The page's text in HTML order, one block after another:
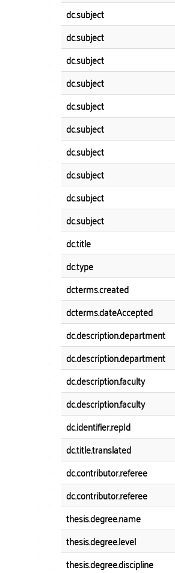
dc.subject
dc.subject
dc.subject
dc.subject
dc.subject
dc.subject
dc.subject
dc.subject
dc.subject
dc.subject
dc.title
dc.type
dcterms.created
dcterms.dateAccepted
dc.description.department
dc.description.department
dc.description.faculty
dc.description.faculty
dc.identifier.repId
dc.title.translated
dc.contributor.referee
dc.contributor.referee
thesis.degree.name
thesis.degree.level
thesis.degree.discipline